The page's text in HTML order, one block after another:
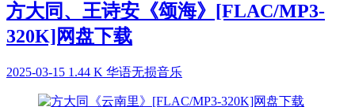
方大同、王诗安《颂海》[FLAC/MP3-
320K]网盘下载
2025-03-15 1.44 K 华语无损音乐